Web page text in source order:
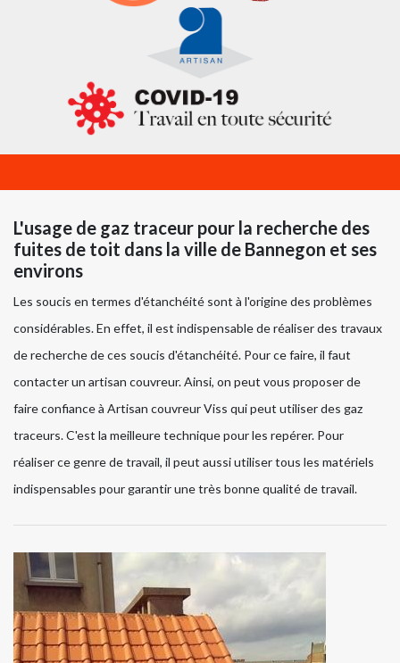
L'usage de gaz traceur pour la recherche des
fuites de toit dans la ville de Bannegon et ses
environs
Les soucis en termes d'étanchéité sont à l'origine des problèmes
considérables. En effet, il est indispensable de réaliser des travaux
de recherche de ces soucis d'étanchéité. Pour ce faire, il faut
contacter un artisan couvreur. Ainsi, on peut vous proposer de
faire confiance à Artisan couvreur Viss qui peut utiliser des gaz
traceurs. C'est la meilleure technique pour les repérer. Pour
réaliser ce genre de travail, il peut aussi utiliser tous les matériels
indispensables pour garantir une très bonne qualité de travail.